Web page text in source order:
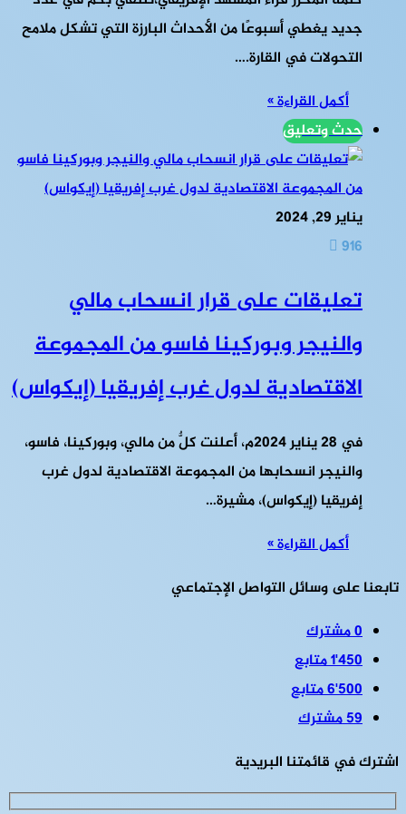
جديد يغطي أسبوعًا من الأحداث البارزة التي تشكل ملامح
التحولات في القارة.…
أكمل القراءة »
حدث وتعليق
يناير 29, 2024
916
تعليقات على قرار انسحاب مالي
والنيجر وبوركينا فاسو من المجموعة
الاقتصادية لدول غرب إفريقيا (إيكواس)
في 28 يناير 2024م، أعلنت كلٌّ من مالي، وبوركينا، فاسو،
والنيجر انسحابها من المجموعة الاقتصادية لدول غرب
إفريقيا (إيكواس)، مشيرة…
أكمل القراءة »
تابعنا على وسائل التواصل الإجتماعي
0مشترك
1٬450متابع
6٬500متابع
59مشترك
اشترك في قائمتنا البريدية